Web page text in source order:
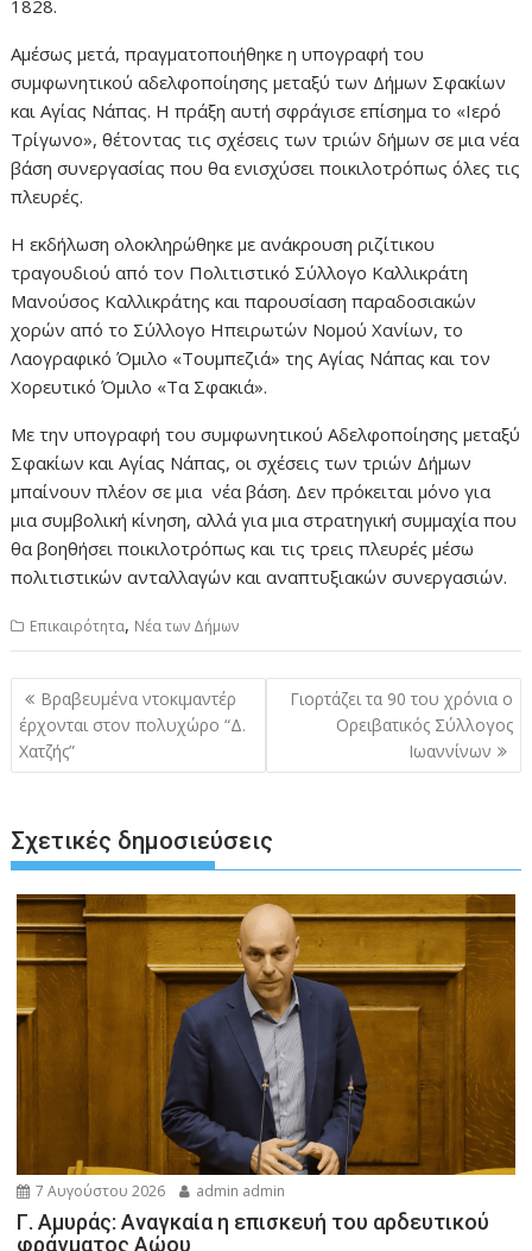
1828.
Αμέσως μετά, πραγματοποιήθηκε η υπογραφή του
συμφωνητικού αδελφοποίησης μεταξύ των Δήμων Σφακίων
και Αγίας Νάπας. Η πράξη αυτή σφράγισε επίσημα το «Ιερό
Τρίγωνο», θέτοντας τις σχέσεις των τριών δήμων σε μια νέα
βάση συνεργασίας που θα ενισχύσει ποικιλοτρόπως όλες τις
πλευρές.
Η εκδήλωση ολοκληρώθηκε με ανάκρουση ριζίτικου
τραγουδιού από τον Πολιτιστικό Σύλλογο Καλλικράτη
Μανούσος Καλλικράτης και παρουσίαση παραδοσιακών
χορών από το Σύλλογο Ηπειρωτών Νομού Χανίων, το
Λαογραφικό Όμιλο «Τουμπεζιά» της Αγίας Νάπας και τον
Χορευτικό Όμιλο «Τα Σφακιά».
Με την υπογραφή του συμφωνητικού Αδελφοποίησης μεταξύ
Σφακίων και Αγίας Νάπας, οι σχέσεις των τριών Δήμων
μπαίνουν πλέον σε μια νέα βάση. Δεν πρόκειται μόνο για
μια συμβολική κίνηση, αλλά για μια στρατηγική συμμαχία που
θα βοηθήσει ποικιλοτρόπως και τις τρεις πλευρές μέσω
πολιτιστικών ανταλλαγών και αναπτυξιακών συνεργασιών.
Επικαιρότητα, Νέα των Δήμων
Πλοήγηση
άρθρων
Βραβευμένα ντοκιμαντέρ
έρχονται στον πολυχώρο “Δ.
Χατζής”
Γιορτάζει τα 90 του χρόνια ο
Ορειβατικός Σύλλογος
Ιωαννίνων
Σχετικές δημοσιεύσεις
7 Αυγούστου 2026 admin admin
Γ. Αμυράς: Αναγκαία η επισκευή του αρδευτικού
φράγματος Αώου